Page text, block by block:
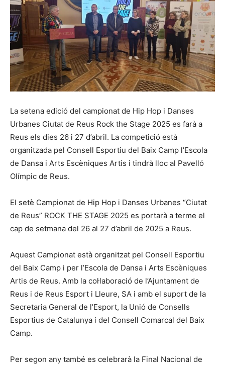
La setena edició del campionat de Hip Hop i Danses
Urbanes Ciutat de Reus Rock the Stage 2025 es farà a
Reus els dies 26 i 27 d’abril. La competició està
organitzada pel Consell Esportiu del Baix Camp l’Escola
de Dansa i Arts Escèniques Artis i tindrà lloc al Pavelló
Olímpic de Reus.
El setè Campionat de Hip Hop i Danses Urbanes “Ciutat
de Reus” ROCK THE STAGE 2025 es portarà a terme el
cap de setmana del 26 al 27 d’abril de 2025 a Reus.
Aquest Campionat està organitzat pel Consell Esportiu
del Baix Camp i per l’Escola de Dansa i Arts Escèniques
Artis de Reus. Amb la col·laboració de l’Ajuntament de
Reus i de Reus Esport i Lleure, SA i amb el suport de la
Secretaria General de l’Esport, la Unió de Consells
Esportius de Catalunya i del Consell Comarcal del Baix
Camp.
Per segon any també es celebrarà la Final Nacional de